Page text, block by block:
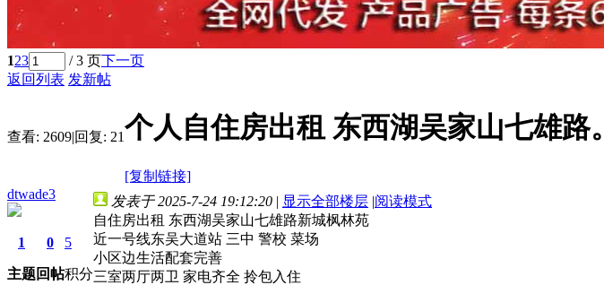
123 / 3 页下一页
返回列表 发新帖
查看: 2609|回复: 21个人自住房出租 东西湖吴家山七雄路。
[复制链接]
dtwade3
1
主题
0
回帖
5
积分
发表于 2025-7-24 19:12:20 | 显示全部楼层 |阅读模式
自住房出租 东西湖吴家山七雄路新城枫林苑
近一号线东吴大道站 三中 警校 菜场
小区边生活配套完善
三室两厅两卫 家电齐全 拎包入住